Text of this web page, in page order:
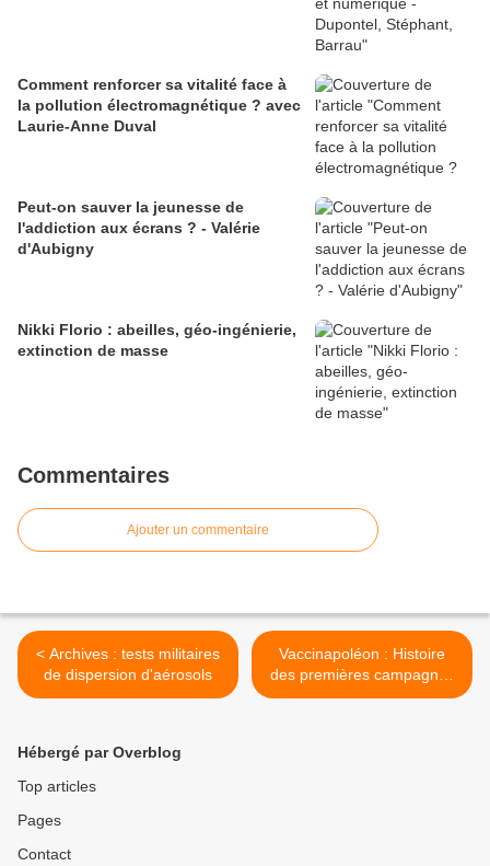
Comment renforcer sa vitalité face à
la pollution électromagnétique ? avec
Laurie-Anne Duval
Peut-on sauver la jeunesse de
l'addiction aux écrans ? - Valérie
d'Aubigny
Nikki Florio : abeilles, géo-ingénierie,
extinction de masse
Commentaires
Ajouter un commentaire
< Archives : tests militaires
de dispersion d'aérosols
Vaccinapoléon : Histoire
des premières campagnes
de vaccination >
Hébergé par Overblog
Top articles
Pages
Contact